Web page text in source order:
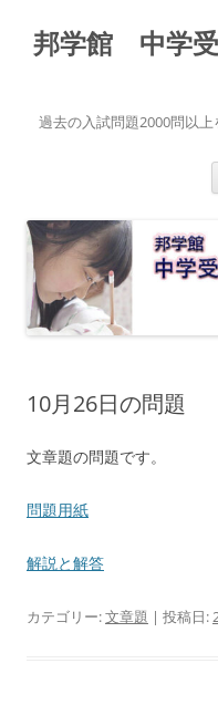
テ
ン
キ
ッ
邦学館 中学
過去の入試問題2000問以上
10月26日の問題
文章題の問題です。
問題用紙
解説と解答
カテゴリー:文章題 | 投稿日: